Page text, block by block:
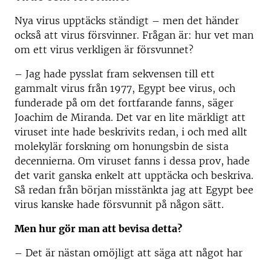
Nya virus upptäcks ständigt – men det händer
också att virus försvinner. Frågan är: hur vet man
om ett virus verkligen är försvunnet?
– Jag hade pysslat fram sekvensen till ett
gammalt virus från 1977, Egypt bee virus, och
funderade på om det fortfarande fanns, säger
Joachim de Miranda. Det var en lite märkligt att
viruset inte hade beskrivits redan, i och med allt
molekylär forskning om honungsbin de sista
decennierna. Om viruset fanns i dessa prov, hade
det varit ganska enkelt att upptäcka och beskriva.
Så redan från början misstänkta jag att Egypt bee
virus kanske hade försvunnit på någon sätt.
Men hur gör man att bevisa detta?
– Det är nästan omöjligt att säga att något har